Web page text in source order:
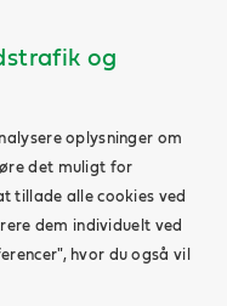
og
oplysninger om
det muligt for
tillade alle cookies ved
dem individuelt ved
hvor du også vil